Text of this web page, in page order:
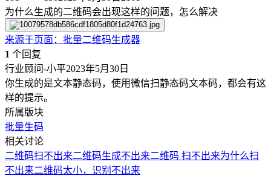
为什么生成的二维码会出现这样的问题，怎么解决
来源于页面 ： 批量二维码生成器
1 个回复
行业顾问-小平2023年5月30日
你生成的是文本静态码，使用微信扫静态码文本码，都会有这
样的提示。
所属版块
批量生码
相关讨论
二维码扫不出来二维码生成不出来二维码 扫不出来为什么扫
不出来二维码太小，识别不出来